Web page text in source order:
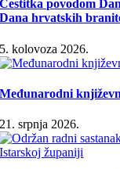
Čestitka povodom
Dana hrvatskih
5. kolovoza 2026.
Međunarodni
21. srpnja 2026.